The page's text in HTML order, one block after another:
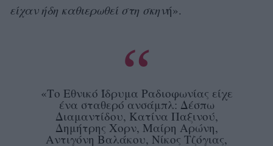
είχαν ήδη καθιερωθεί στη σκηνή».
«Το Εθνικό Ίδρυμα Ραδιοφωνίας είχε
ένα σταθερό ανσάμπλ: Δέσπω
Διαμαντίδου, Κατίνα Παξινού,
Δημήτρης Χορν, Μαίρη Αρώνη,
Αντιγόνη Βαλάκου, Νίκος Τζόγιας,